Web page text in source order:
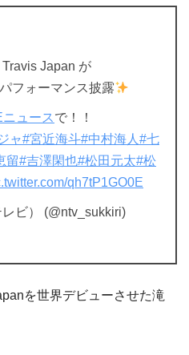
Japan が
フォーマンス披露
ュース で！！
ャ#宮近海斗#中村海人 #七
留#吉澤閑也#松田元太#松
qh7tP1GO0E
ビ） (@ntv_sukkiri)
を世界デビューさせた滝